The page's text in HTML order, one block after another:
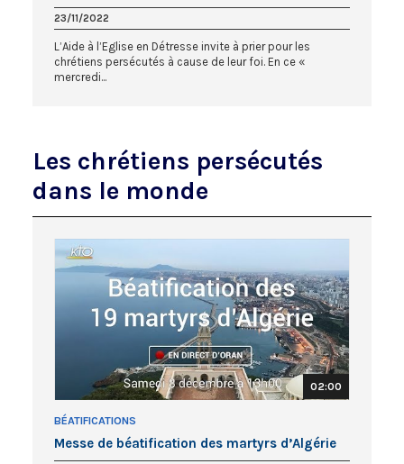
23/11/2022
L’Aide à l’Eglise en Détresse invite à prier pour les
chrétiens persécutés à cause de leur foi. En ce «
mercredi...
Les chrétiens persécutés
dans le monde
02:00
BÉATIFICATIONS
Messe de béatification des martyrs d’Algérie